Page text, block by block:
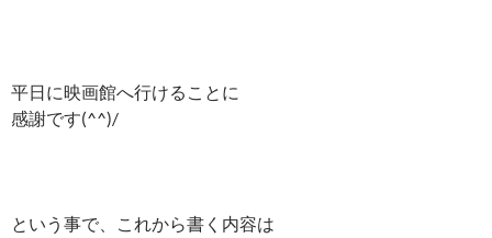
平日に映画館へ行けることに
感謝です(^^)/
という事で、これから書く内容は